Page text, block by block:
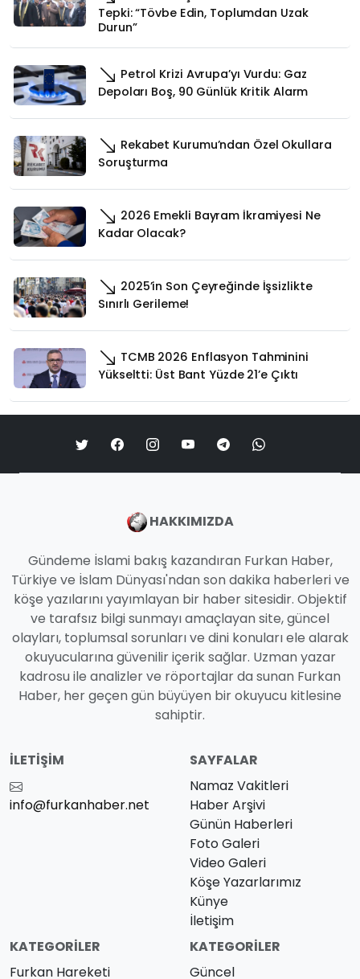
Tepki: “Tövbe Edin, Toplumdan Uzak
Durun”
Petrol Krizi Avrupa’yı Vurdu: Gaz
Depoları Boş, 90 Günlük Kritik Alarm
Rekabet Kurumu’ndan Özel Okullara
Soruşturma
2026 Emekli Bayram İkramiyesi Ne
Kadar Olacak?
2025’in Son Çeyreğinde İşsizlikte
Sınırlı Gerileme!
TCMB 2026 Enflasyon Tahminini
Yükseltti: Üst Bant Yüzde 21’e Çıktı
HAKKIMIZDA
Gündeme İslami bakış kazandıran Furkan Haber,
Türkiye ve İslam Dünyası'ndan son dakika haberleri ve
köşe yazılarını yayımlayan bir haber sitesidir. Objektif
ve tarafsız bilgi sunmayı amaçlayan site, güncel
olayları, toplumsal sorunları ve dini konuları ele alarak
okuyucularına güvenilir içerik sağlar. Uzman yazar
kadrosu ile analizler ve röportajlar da sunan Furkan
Haber, her geçen gün büyüyen bir okuyucu kitlesine
sahiptir.
İLETIŞIM
info@furkanhaber.net
SAYFALAR
Namaz Vakitleri
Haber Arşivi
Günün Haberleri
Foto Galeri
Video Galeri
Köşe Yazarlarımız
Künye
İletişim
KATEGORILER
Furkan Hareketi
KATEGORILER
Güncel